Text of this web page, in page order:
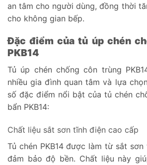
an tâm cho người dùng, đồng thời
cho không gian bếp.
Đặc điểm của tủ úp chén
PKB14
Tủ úp chén chống côn trùng
nhiều gia đình quan tâm và lựa
số đặc điểm nổi bật của tủ chén
bẩn PKB14:
Chất liệu sắt sơn tĩnh điện cao cấp
Tủ chén PKB14 được làm từ sắt
đảm bảo độ bền. Chất liệu này